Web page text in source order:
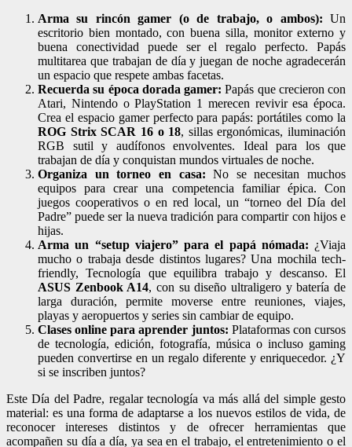
Arma su rincón gamer (o de trabajo, o ambos): Un
escritorio bien montado, con buena silla, monitor externo y
buena conectividad puede ser el regalo perfecto. Papás
multitarea que trabajan de día y juegan de noche agradecerán
un espacio que respete ambas facetas.
Recuerda su época dorada gamer:Papás que crecieron con
Atari, Nintendo o PlayStation 1 merecen revivir esa época.
Crea el espacio gamer perfecto para papás: portátiles como la
ROG Strix SCAR 16 o 18, sillas ergonómicas, iluminación
RGB sutil y audífonos envolventes. Ideal para los que
trabajan de día y conquistan mundos virtuales de noche.
Organiza un torneo en casa: No se necesitan muchos
equipos para crear una competencia familiar épica. Con
juegos cooperativos o en red local, un “torneo del Día del
Padre” puede ser la nueva tradición para compartir con hijos e
hijas.
Arma un “setup viajero” para el papá nómada: ¿Viaja
mucho o trabaja desde distintos lugares? Una mochila tech-
friendly, Tecnología que equilibra trabajo y descanso. El
ASUS Zenbook A14, con su diseño ultraligero y batería de
larga duración, permite moverse entre reuniones, viajes,
playas y aeropuertos y series sin cambiar de equipo.
Clases online para aprender juntos: Plataformas con cursos
de tecnología, edición, fotografía, música o incluso gaming
pueden convertirse en un regalo diferente y enriquecedor. ¿Y
si se inscriben juntos?
Este Día del Padre, regalar tecnología va más allá del simple gesto
material: es una forma de adaptarse a los nuevos estilos de vida, de
reconocer intereses distintos y de ofrecer herramientas que
acompañen su día a día, ya sea en el trabajo, el entretenimiento o el